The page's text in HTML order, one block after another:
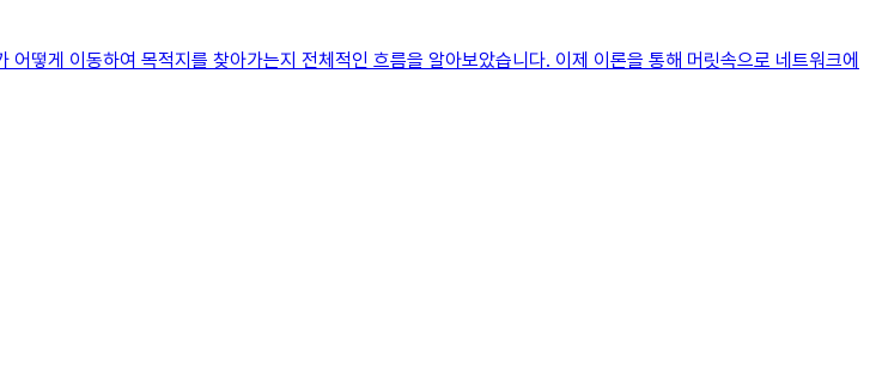
떻게 이동하여 목적지를 찾아가는지 전체적인 흐름을 알아보았습니다. 이제 이론을 통해 머릿속으로 네트워크에